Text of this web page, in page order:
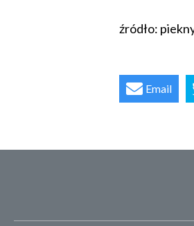
źródło:
Email